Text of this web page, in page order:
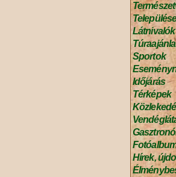
Látnivalók
Sportok
Időjárás
Térképek
Hírek,